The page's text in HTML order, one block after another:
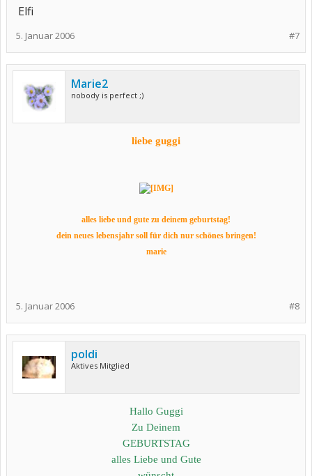
Elfi
#7
5. Januar 2006
Marie2
nobody is perfect ;)
liebe guggi
alles liebe und gute zu deinem geburtstag!
dein neues lebensjahr soll für dich nur schönes bringen!
marie
#8
5. Januar 2006
poldi
Aktives Mitglied
Hallo Guggi
Zu Deinem
GEBURTSTAG
alles Liebe und Gute